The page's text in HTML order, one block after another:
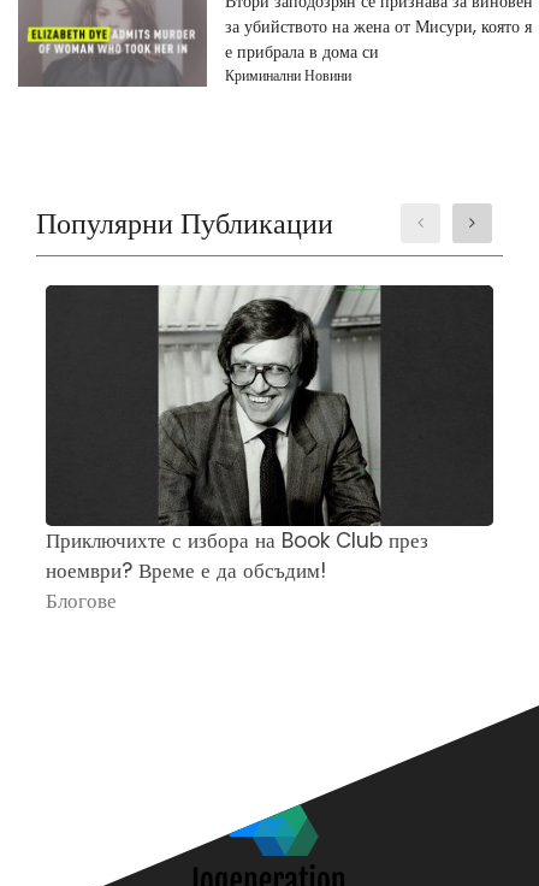
за убийството на жена от Мисури, която я
е прибрала в дома си
Криминални Новини
Популярни Публикации
Приключихте с избора на Book Club през
ноември? Време е да обсъдим!
Блогове